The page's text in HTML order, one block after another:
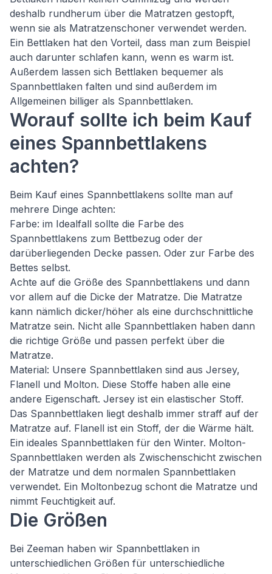
deshalb rundherum über die Matratzen gestopft,
wenn sie als Matratzenschoner verwendet werden.
Ein Bettlaken hat den Vorteil, dass man zum Beispiel
auch darunter schlafen kann, wenn es warm ist.
Außerdem lassen sich Bettlaken bequemer als
Spannbettlaken falten und sind außerdem im
Allgemeinen billiger als Spannbettlaken.
Worauf sollte ich beim Kauf
eines Spannbettlakens
achten?
Beim Kauf eines Spannbettlakens sollte man auf
mehrere Dinge achten:
Farbe: im Idealfall sollte die Farbe des
Spannbettlakens zum Bettbezug oder der
darüberliegenden Decke passen. Oder zur Farbe des
Bettes selbst.
Achte auf die Größe des Spannbettlakens und dann
vor allem auf die Dicke der Matratze. Die Matratze
kann nämlich dicker/höher als eine durchschnittliche
Matratze sein. Nicht alle Spannbettlaken haben dann
die richtige Größe und passen perfekt über die
Matratze.
Material: Unsere Spannbettlaken sind aus Jersey,
Flanell und Molton. Diese Stoffe haben alle eine
andere Eigenschaft. Jersey ist ein elastischer Stoff.
Das Spannbettlaken liegt deshalb immer straff auf der
Matratze auf. Flanell ist ein Stoff, der die Wärme hält.
Ein ideales Spannbettlaken für den Winter. Molton-
Spannbettlaken werden als Zwischenschicht zwischen
der Matratze und dem normalen Spannbettlaken
verwendet. Ein Moltonbezug schont die Matratze und
nimmt Feuchtigkeit auf.
Die Größen
Bei Zeeman haben wir Spannbettlaken in
unterschiedlichen Größen für unterschiedliche